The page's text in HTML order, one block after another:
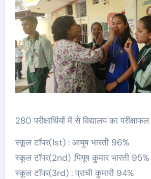
280 परीक्षार्थियों में से विद्यालय का
स्कूल टॉपर(1st) : आयुष भारती 96%
स्कूल टॉपर(2nd) :पियूष कुमार भारती 95%
स्कूल टॉपर(3rd) : प्राची कुमारी 94%